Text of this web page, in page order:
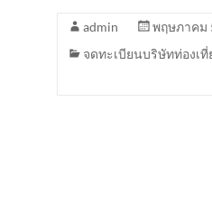
admin
พฤษภาคม
จดทะเบียนบริษัทท่องเ